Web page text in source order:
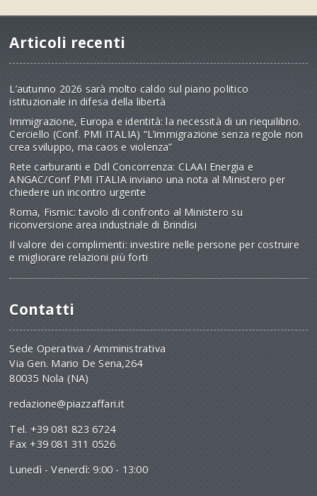
Articoli recenti
L’autunno 2026 sarà molto caldo sul piano politico
istituzionale in difesa della libertà
Immigrazione, Europa e identità: la necessità di un riequilibrio.
Cerciello (Conf. PMI ITALIA) “L’immigrazione senza regole non
crea sviluppo, ma caos e violenza”
Rete carburanti e Ddl Concorrenza: CLAAI Energia e
ANGAC/Conf PMI ITALIA inviano una nota al Ministero per
chiedere un incontro urgente
Roma, Fismic: tavolo di confronto al Ministero su
riconversione area industriale di Brindisi
Il valore dei complimenti: investire nelle persone per costruire
e migliorare relazioni più forti
Contatti
Sede Operativa / Amministrativa
Via Gen. Mario De Sena,264
80035 Nola (NA)
redazione@piazzaffari.it
Tel. +39 081 823 6724
Fax +39 081 311 0526
Lunedì - Venerdì: 9:00 - 13:00